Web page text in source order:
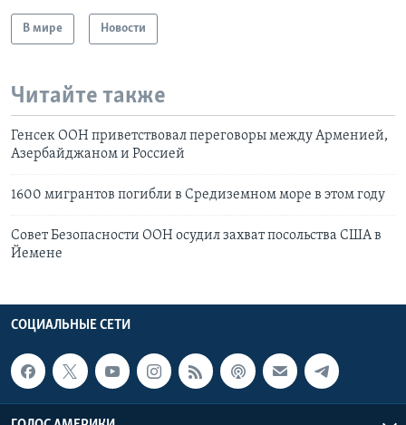
В мире Новости
Читайте также
Генсек ООН приветствовал переговоры между Арменией,
Азербайджаном и Россией
1600 мигрантов погибли в Средиземном море в этом году
Совет Безопасности ООН осудил захват посольства США в
Йемене
СОЦИАЛЬНЫЕ СЕТИ